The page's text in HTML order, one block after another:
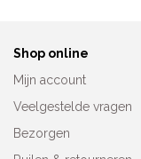
Shop online
Mijn account
Veelgestelde vragen
Bezorgen